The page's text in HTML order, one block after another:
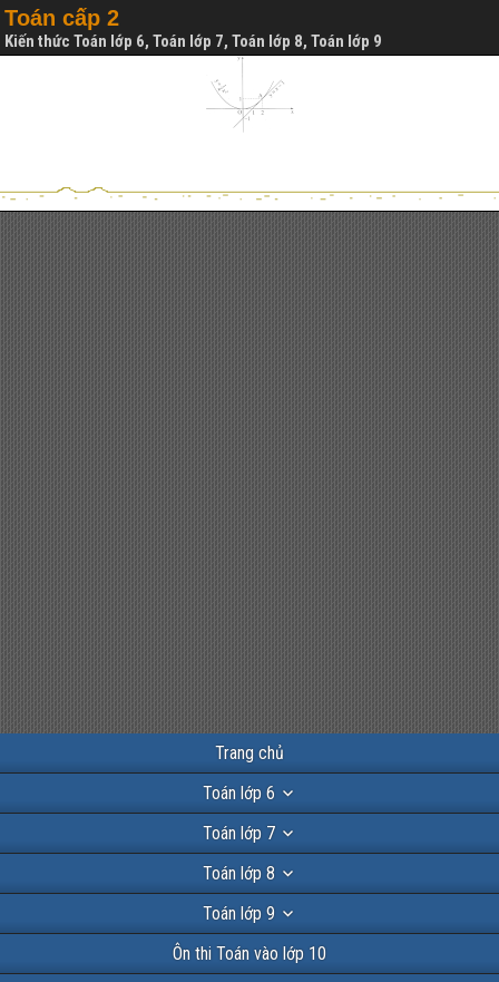
Toán cấp 2
Kiến thức Toán lớp 6, Toán lớp 7, Toán lớp 8, Toán lớp 9
Trang chủ
Toán lớp 6
Toán lớp 7
Toán lớp 8
Toán lớp 9
Ôn thi Toán vào lớp 10